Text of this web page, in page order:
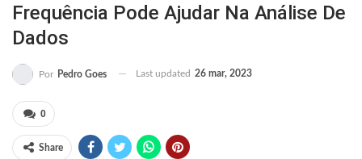
Frequência Pode Ajudar Na Análise De
Dados
Por Pedro Goes Last updated 26 mar, 2023
0
Share